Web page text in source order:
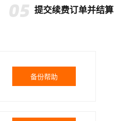
提交续费订单并结算
备份帮助